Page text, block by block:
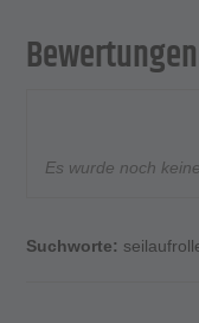
Bewertungen
Es wurde noch
Suchworte: